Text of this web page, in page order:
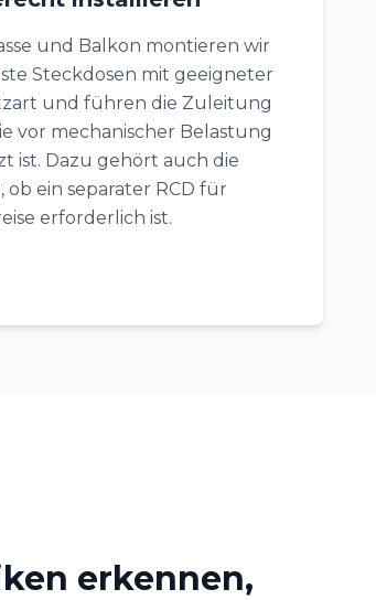
und Balkon montieren wir
Steckdosen mit geeigneter
und führen die Zuleitung
vor mechanischer Belastung
ist. Dazu gehört auch die
ein separater RCD für
erforderlich ist.
erkennen,